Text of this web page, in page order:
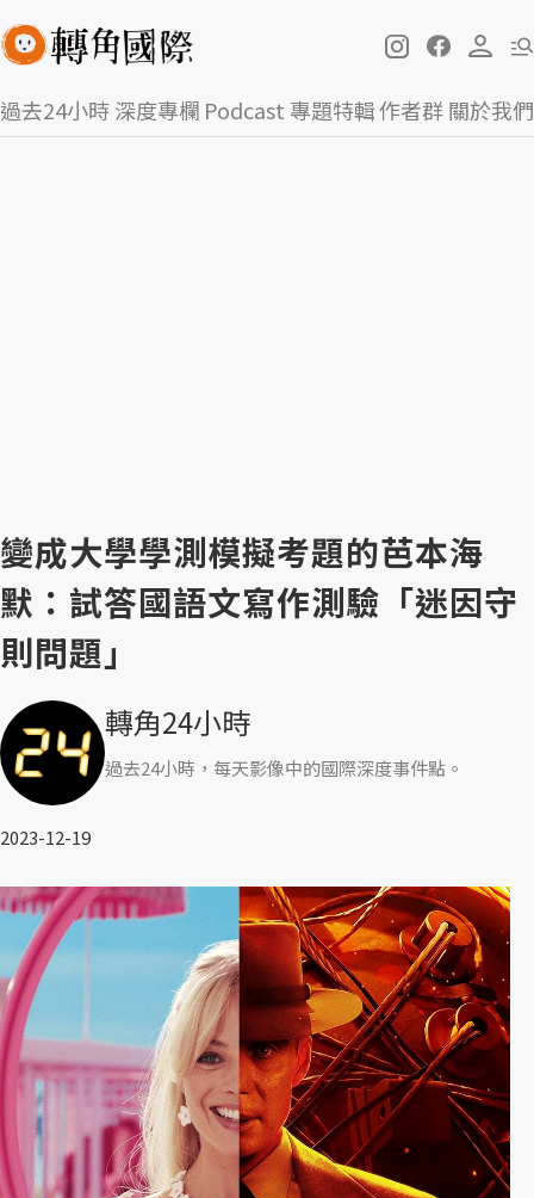
過去24小時深度專欄 Podcast 專題特輯作者群關於我們
變成大學學測模擬考題的芭本海
默：試答國語文寫作測驗「迷因守
則問題」
轉角24小時
過去24小時，每天影像中的國際深度事件點。
2023-12-19